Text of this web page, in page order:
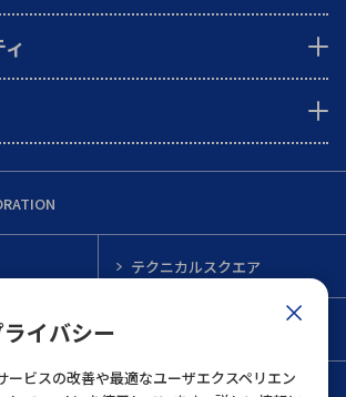
イバシー
ービスの改善や最適なユーザエクスペリエン
テクニカルスクエア